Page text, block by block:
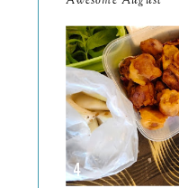
September13
August9
July12
June
May11